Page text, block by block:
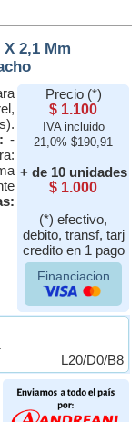
2,1 Mm
-
Precio (*)
$ 1.100
IVA incluido
21,0% $190,91
+ de 10 unidades
$ 1.000
(*) efectivo,
debito, transf, tarj
credito en 1 pago
Financiacion
L20/D0/B8